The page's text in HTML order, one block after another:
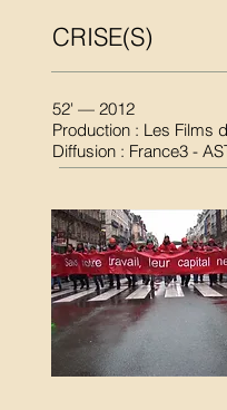
CRISE(S)
52' — 2012
Production : Les Films
Diffusion : France3 -